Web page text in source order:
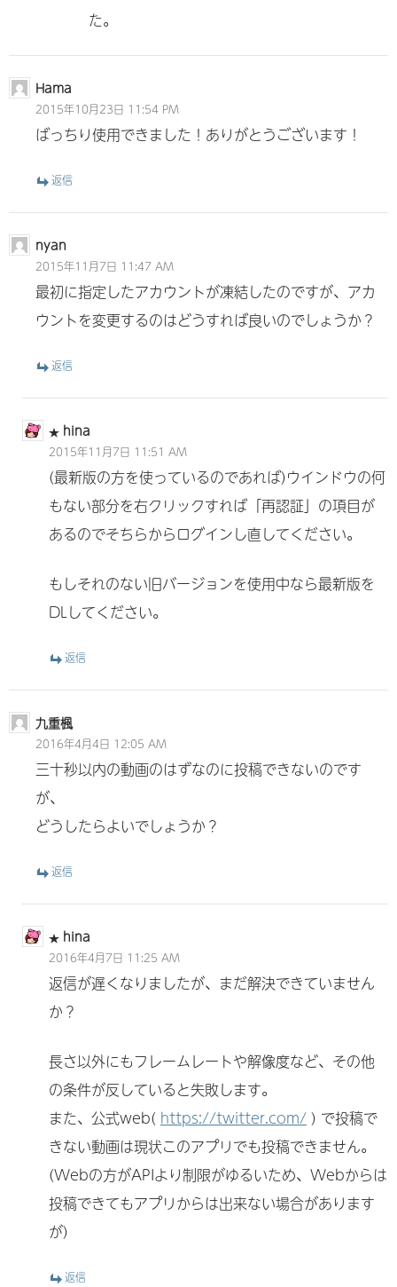
た。
Hama
2015年10月23日 11:54 PM
ばっちり使用できました！ありがとうございます！
返信
nyan
2015年11月7日 11:47 AM
最初に指定したアカウントが凍結したのですが、アカ
ウントを変更するのはどうすれば良いのでしょうか？
返信
hina
2015年11月7日 11:51 AM
(最新版の方を使っているのであれば)ウインドウの何
もない部分を右クリックすれば「再認証」の項目が
あるのでそちらからログインし直してください。
もしそれのない旧バージョンを使用中なら最新版を
DLしてください。
返信
九重楓
2016年4月4日 12:05 AM
三十秒以内の動画のはずなのに投稿できないのです
が、
どうしたらよいでしょうか？
返信
hina
2016年4月7日 11:25 AM
返信が遅くなりましたが、まだ解決できていません
か？
長さ以外にもフレームレートや解像度など、その他
の条件が反していると失敗します。
また、公式web( https://twitter.com/ ) で投稿で
きない動画は現状このアプリでも投稿できません。
(Webの方がAPIより制限がゆるいため、Webからは
投稿できてもアプリからは出来ない場合があります
が)
返信